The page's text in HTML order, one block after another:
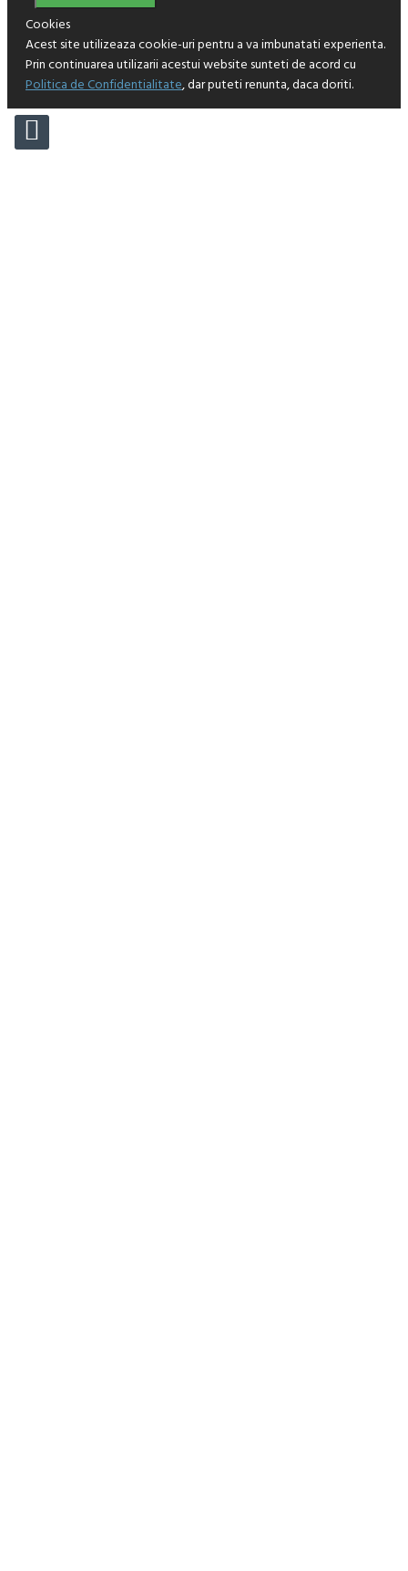
Cookies
Acest site utilizeaza cookie-uri pentru a va imbunatati experienta.
Prin continuarea utilizarii acestui website sunteti de acord cu
Politica de Confidentialitate, dar puteti renunta, daca doriti.